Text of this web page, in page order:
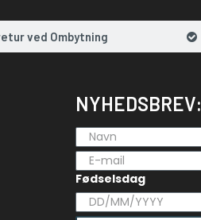
ved Ombytning
NYHEDSBREV:
Fødselsdag